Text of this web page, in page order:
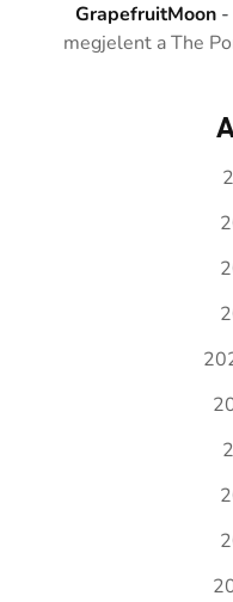
GrapefruitMoon -
megjelent a The